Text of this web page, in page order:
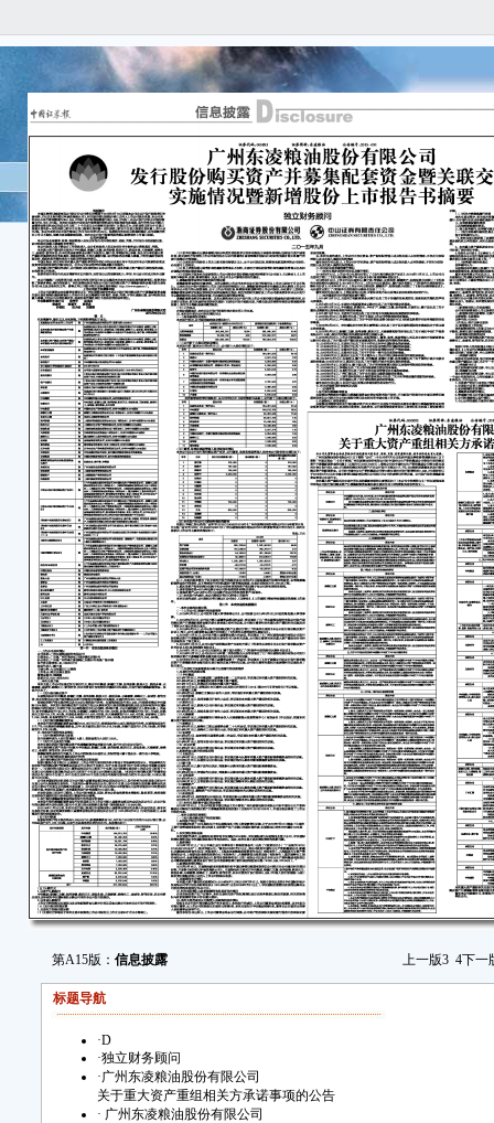
第A15版： 信息披露 上一版3 4下一
标题导航
·D
·独立财务顾问
·广州东凌粮油股份有限公司
关于重大资产重组相关方承诺事项的公告
· 广州东凌粮油股份有限公司